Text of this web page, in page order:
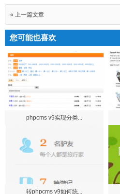
« 上一篇文章
您可能也喜欢
phpcms v9实现分类...
转phpcms v9如何统...